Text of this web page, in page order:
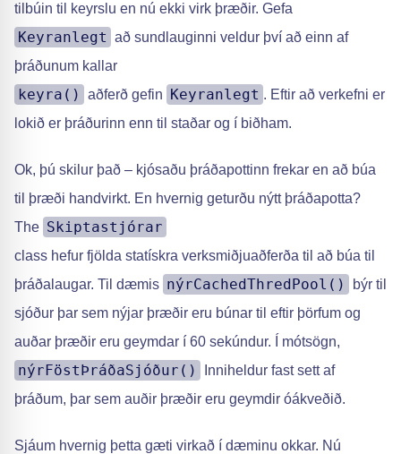
tilbúin til keyrslu en nú ekki virk þræðir. Gefa
Keyranlegt að sundlauginni veldur því að einn af
þráðunum kallar
keyra() aðferð gefin Keyranlegt . Eftir að verkefni er
lokið er þráðurinn enn til staðar og í biðham.
Ok, þú skilur það – kjósaðu þráðapottinn frekar en að búa
til þræði handvirkt. En hvernig geturðu nýtt þráðapotta?
The Skiptastjórar
class hefur fjölda statískra verksmiðjuaðferða til að búa til
þráðalaugar. Til dæmis nýrCachedThredPool()
býr til
sjóður þar sem nýjar þræðir eru búnar til eftir þörfum og
auðar þræðir eru geymdar í 60 sekúndur. Í mótsögn,
nýrFöstÞráðaSjóður()
Inniheldur fast sett af
þráðum, þar sem auðir þræðir eru geymdir óákveðið.
Sjáum hvernig þetta gæti virkað í dæminu okkar. Nú